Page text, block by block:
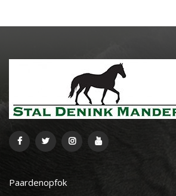
Paardenopfok